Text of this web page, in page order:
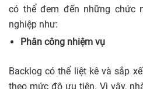
có thể đem đến những chức
nghiệp như:
Phân công nhiệm vụ
Backlog có thể liệt kê và sắp
theo mức độ ưu tiên. Vì vậy,